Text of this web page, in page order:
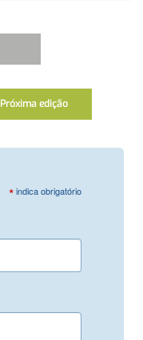
Próxima edição
*indica obrigatório